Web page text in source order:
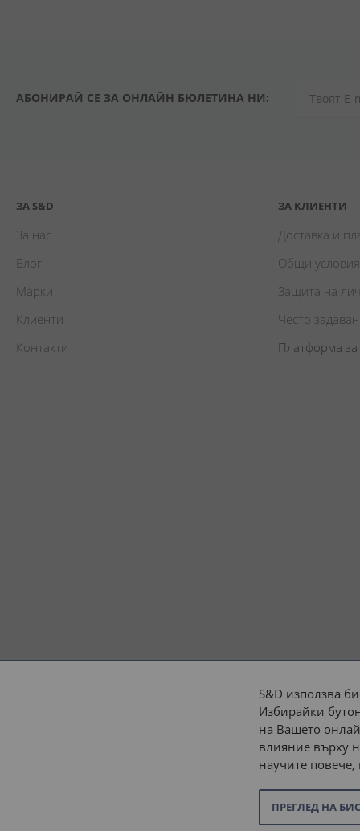
АБОНИРАЙ СЕ ЗА ОНЛАЙН БЮЛЕТИНА НИ:
ЗА S&D
За нас
Блог
Марки
Клиенти
Контакти
ЗА КЛИЕНТИ
Доставка и
Общи условия
Защита на
Често
Платформа
S&D използва
Избирайки
на Вашето
влияние върху
научите повече,
ПРЕГЛЕД НА